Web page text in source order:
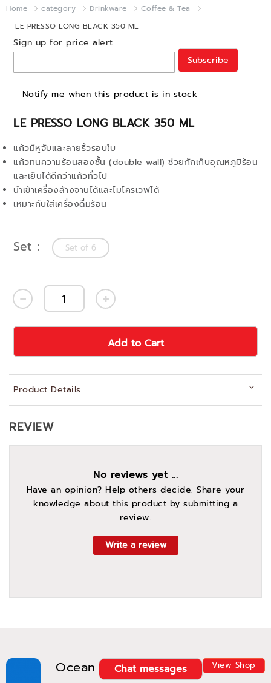
Home category Drinkware
Coffee & Tea
LE PRESSO LONG BLACK 350 ML
LE PRESSO LONG BLACK 350 ML
แก้วมีหูจับและลายริ้วรอบใบ
แก้วทนความร้อนสองชั้น (double wall) ช่วยกักเก็บอุณหภูมิร้อน
และเย็นได้ดีกว่าแก้วทั่วไป
นำเข้าเครื่องล้างจานได้และไมโครเวฟได้
เหมาะกับใส่เครื่องดื่มร้อน
Sign up for price alert
Subscribe
Notify me when this product is in stock
Set Set of 6
Add to Cart
Product Details
Ocean View Shop
Chat messages
REVIEW
No reviews yet ...
Have an opinion? Help others decide. Share your
knowledge about this product by submitting a
review.
Write a review